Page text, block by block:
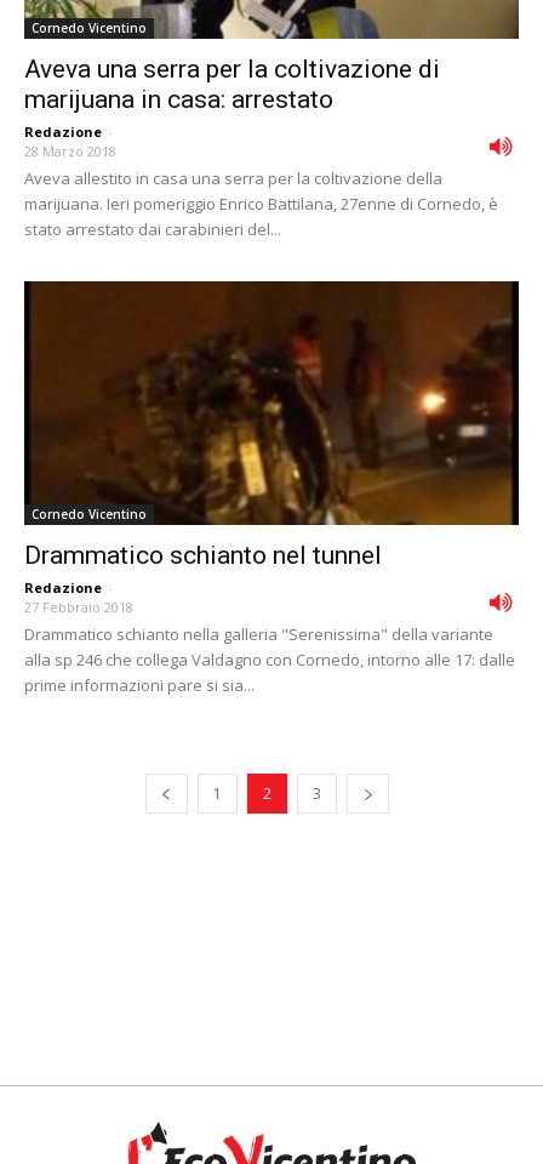
Cornedo Vicentino
Aveva una serra per la coltivazione di
marijuana in casa: arrestato
Redazione -
28 Marzo 2018
Aveva allestito in casa una serra per la coltivazione della
marijuana. Ieri pomeriggio Enrico Battilana, 27enne di Cornedo, è
stato arrestato dai carabinieri del...
Cornedo Vicentino
Drammatico schianto nel tunnel
Redazione -
27 Febbraio 2018
Drammatico schianto nella galleria "Serenissima" della variante
alla sp 246 che collega Valdagno con Cornedo, intorno alle 17: dalle
prime informazioni pare si sia...
1 2 3